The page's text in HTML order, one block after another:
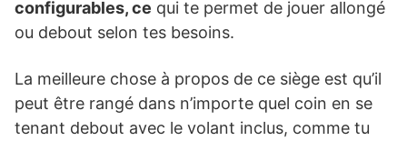
configurables, ce qui te permet de jouer allongé
ou debout selon tes besoins.
La meilleure chose à propos de ce siège est qu’il
peut être rangé dans n’importe quel coin en se
tenant debout avec le volant inclus, comme tu